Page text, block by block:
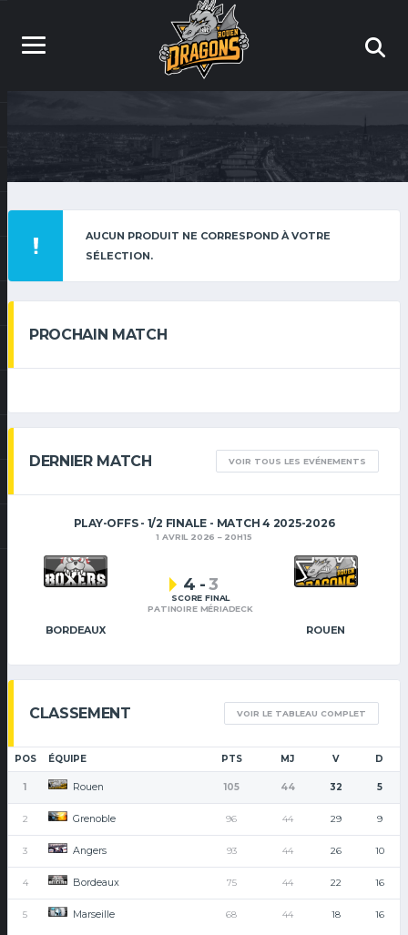
AUCUN PRODUIT NE CORRESPOND À VOTRE
SÉLECTION.
PROCHAIN MATCH
DERNIER MATCH VOIR TOUS LES EVÉNEMENTS
PLAY-OFFS - 1/2 FINALE - MATCH 4 2025-2026
1 AVRIL 2026 20H15
BORDEAUX ROUEN
4 -3
SCORE FINAL
PATINOIRE MÉRIADECK
CLASSEMENT VOIR LE TABLEAU COMPLET
POS ÉQUIPE PTS MJ V D
1 Rouen 105 44 32 5
2 Grenoble 96 44 29 9
3 Angers 93 44 26 10
4 Bordeaux 75 44 22 16
5 Marseille 68 44 18 16